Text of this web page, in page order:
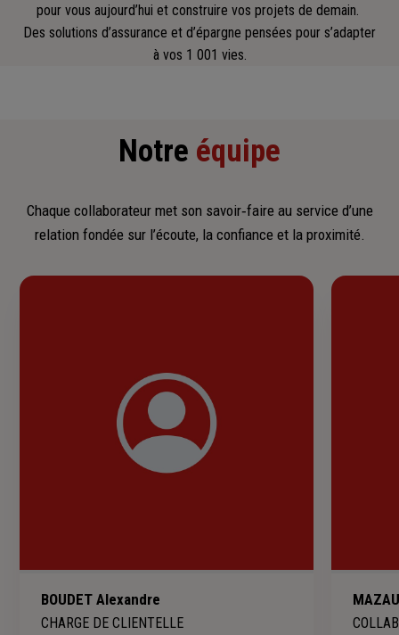
pour vous aujourd’hui et construire vos projets de demain.
Des solutions d’assurance et d’épargne pensées pour s’adapter
à vos 1 001 vies.
Notre équipe
Chaque collaborateur met son savoir‑faire au service d’une
relation fondée sur l’écoute, la confiance et la proximité.
BOUDET Alexandre
CHARGE DE CLIENTELLE